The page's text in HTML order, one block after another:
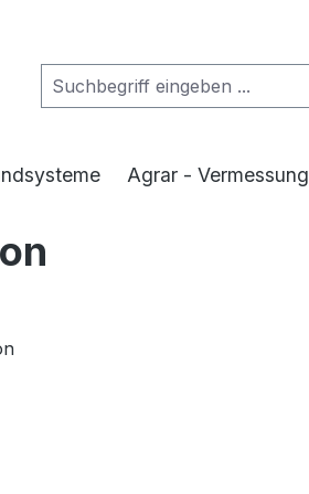
Agrar - Vermessung